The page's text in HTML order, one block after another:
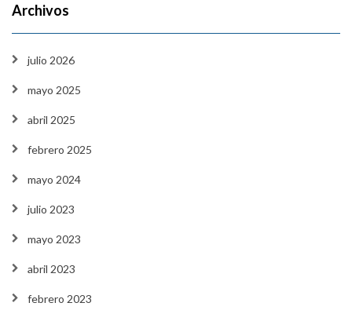
Archivos
julio 2026
mayo 2025
abril 2025
febrero 2025
mayo 2024
julio 2023
mayo 2023
abril 2023
febrero 2023